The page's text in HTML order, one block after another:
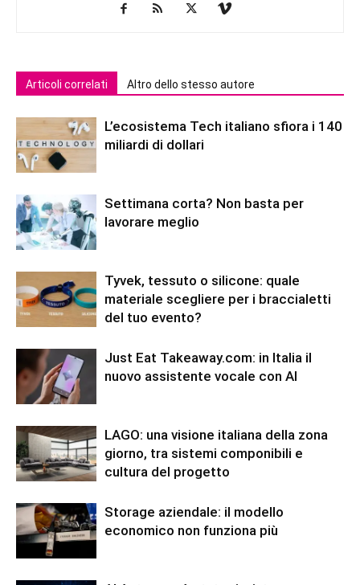
Articoli correlati Altro dello stesso autore
L’ecosistema Tech italiano sfiora i 140
miliardi di dollari
Settimana corta? Non basta per
lavorare meglio
Tyvek, tessuto o silicone: quale
materiale scegliere per i braccialetti
del tuo evento?
Just Eat Takeaway.com: in Italia il
nuovo assistente vocale con AI
LAGO: una visione italiana della zona
giorno, tra sistemi componibili e
cultura del progetto
Storage aziendale: il modello
economico non funziona più